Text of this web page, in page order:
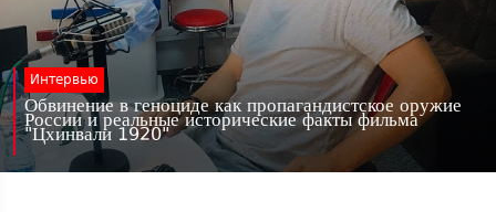
Интервью
Обвинение в геноциде как пропагандистское оружие
России и реальные исторические факты фильма
"Цхинвали 1920"